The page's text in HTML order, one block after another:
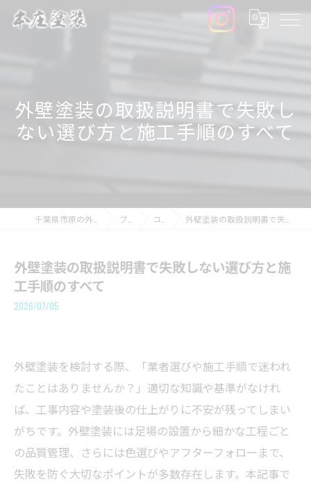
外壁塗装の取扱説明書で失敗し
ない選び方と施工手順のすべて
ブログ コラム 外壁塗装の取扱説明書で失敗しない選び方と施工手順のすべて
外壁塗装の取扱説明書で失敗しない選び方と施
工手順のすべて
2026/07/05
外壁塗装を検討する際、「業者選びや施工手順で迷われ
たことはありませんか？」適切な知識や基準がなけれ
ば、工事内容や塗装後の仕上がりに不安が残ってしまい
がちです。外壁塗装には足場の設置から細かな工程ごと
の品質管理、さらには色選びやアフターフォローまで、
失敗を防ぐ大切なポイントが多数存在します。本記事で